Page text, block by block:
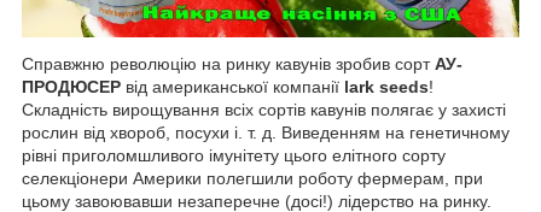
Справжню революцію на ринку кавунів зробив сортАУ-
ПРОДЮСЕР від американської компанії lark seeds!
Складність вирощування всіх сортів кавунів полягає у захисті
рослин від хвороб, посухи і. т. д. Виведенням на генетичному
рівні приголомшливого імунітету цього елітного сорту
селекціонери Америки полегшили роботу фермерам, при
цьому завоювавши незаперечне (досі!) лідерство на ринку.